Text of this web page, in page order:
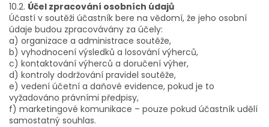
10.2. Účel zpracování osobních údajů
Účastí v soutěži účastník bere na vědomí, že jeho osobní
údaje budou zpracovávány za účely:
a) organizace a administrace soutěže,
b) vyhodnocení výsledků a losování výherců,
c) kontaktování výherců a doručení výher,
d) kontroly dodržování pravidel soutěže,
e) vedení účetní a daňové evidence, pokud je to
vyžadováno právními předpisy,
f) marketingové komunikace – pouze pokud účastník udělí
samostatný souhlas.